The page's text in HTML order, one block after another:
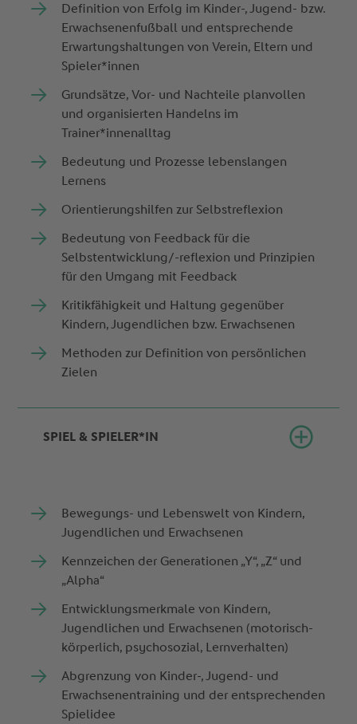
Definition von Erfolg im Kinder-, Jugend- bzw.
Erwachsenenfußball und entsprechende
Erwartungshaltungen von Verein, Eltern und
Spieler*innen
Grundsätze, Vor- und Nachteile planvollen
und organisierten Handelns im
Trainer*innenalltag
Bedeutung und Prozesse lebenslangen
Lernens
Orientierungshilfen zur Selbstreflexion
Bedeutung von Feedback für die
Selbstentwicklung/-reflexion und Prinzipien
für den Umgang mit Feedback
Kritikfähigkeit und Haltung gegenüber
Kindern, Jugendlichen bzw. Erwachsenen
Methoden zur Definition von persönlichen
Zielen
SPIEL & SPIELER*IN
Bewegungs- und Lebenswelt von Kindern,
Jugendlichen und Erwachsenen
Kennzeichen der Generationen „Y“, „Z“ und
„Alpha“
Entwicklungsmerkmale von Kindern,
Jugendlichen und Erwachsenen (motorisch-
körperlich, psychosozial, Lernverhalten)
Abgrenzung von Kinder-, Jugend- und
Erwachsenentraining und der entsprechenden
Spielidee